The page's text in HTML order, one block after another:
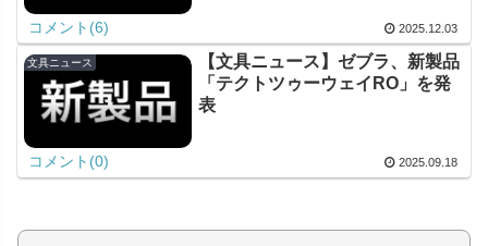
コメント(6) 2025.12.03
文具ニュース
コメント(0)
【文具ニュース】ゼブラ、新製品
「テクトツゥーウェイRO」を発
表
2025.09.18